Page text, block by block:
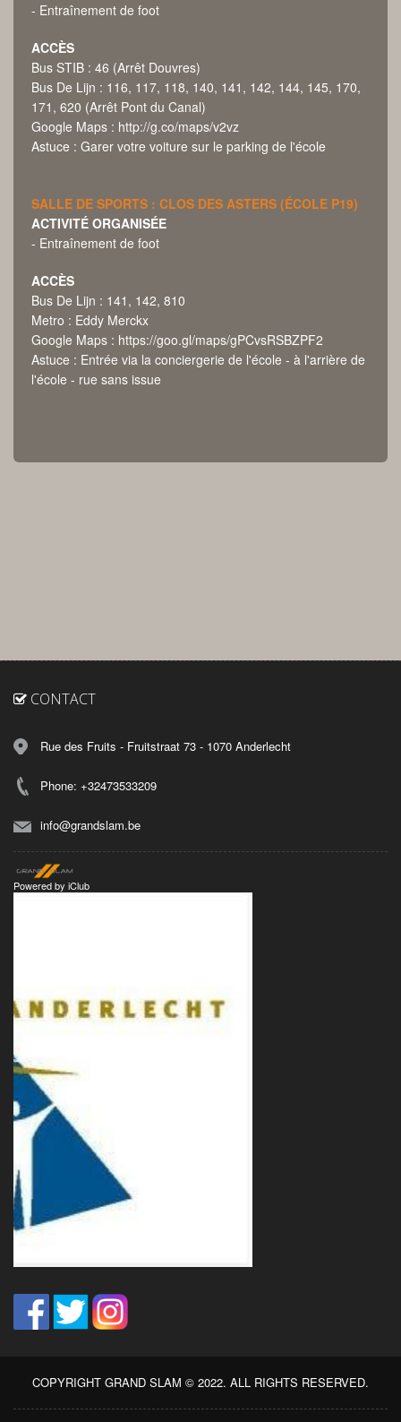
- Entraînement de foot
ACCÈS
Bus STIB : 46 (Arrêt Douvres)
Bus De Lijn : 116, 117, 118, 140, 141, 142, 144, 145, 170,
171, 620 (Arrêt Pont du Canal)
Google Maps : http://g.co/maps/v2vz
Astuce : Garer votre voiture sur le parking de l'école
SALLE DE SPORTS : CLOS DES ASTERS (ÉCOLE P19)
ACTIVITÉ ORGANISÉE
- Entraînement de foot
ACCÈS
Bus De Lijn : 141, 142, 810
Metro : Eddy Merckx
Google Maps : https://goo.gl/maps/gPCvsRSBZPF2
Astuce : Entrée via la conciergerie de l'école - à l'arrière de
l'école - rue sans issue
CONTACT
Rue des Fruits - Fruitstraat 73 - 1070 Anderlecht
Phone: +32473533209
info@grandslam.be
Powered by iClub
COPYRIGHT GRAND SLAM © 2022. ALL RIGHTS RESERVED.